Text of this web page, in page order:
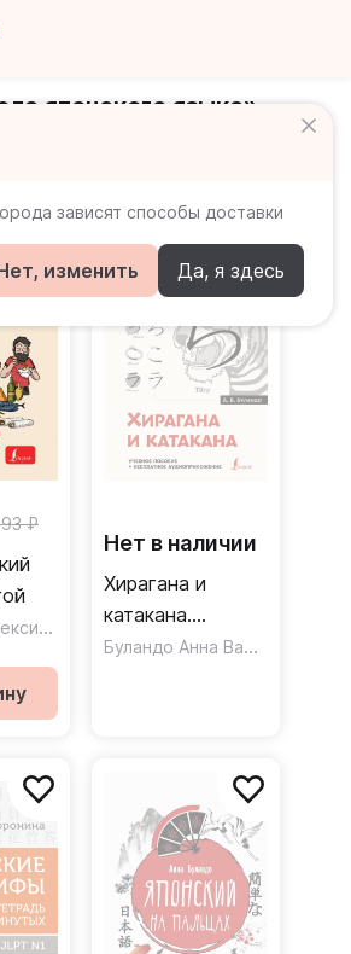
зависят способы доставки
изменить Да, я здесь
японского языка»
₽
Альдегер Алексис, Сан Майко,Мауро Илария
Нет в наличии
Хирагана и
катакана.
Учебное пособие
Буландо Анна Вадимовна